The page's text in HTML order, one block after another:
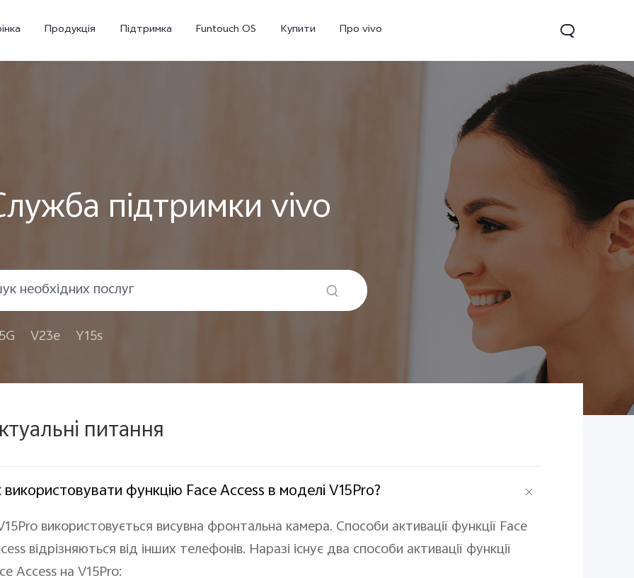
Продукція Підтримка Funtouch OS Купити Про vivo
підтримки vivo
V23e Y15s
питання
функцію Face Access в моделі V15Pro?
використовується висувна фронтальна камера. Способи активації функції Face
відрізняються від інших телефонів. Наразі існує два способи активації функції
Access на V15Pro: